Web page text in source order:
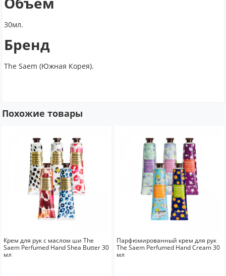
30мл.
Бренд
The Saem (Южная Корея).
Похожие товары
Крем для рук с маслом ши The
Saem Perfumed Hand Shea Butter 30
мл
Парфюмированный крем для рук
The Saem Perfumed Hand Cream 30
мл